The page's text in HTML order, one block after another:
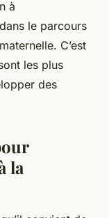
à
le parcours
C’est
les plus
des
la